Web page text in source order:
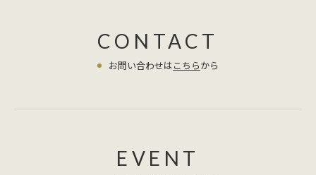
CONTACT
お問い合わせはこちらから
EVENT